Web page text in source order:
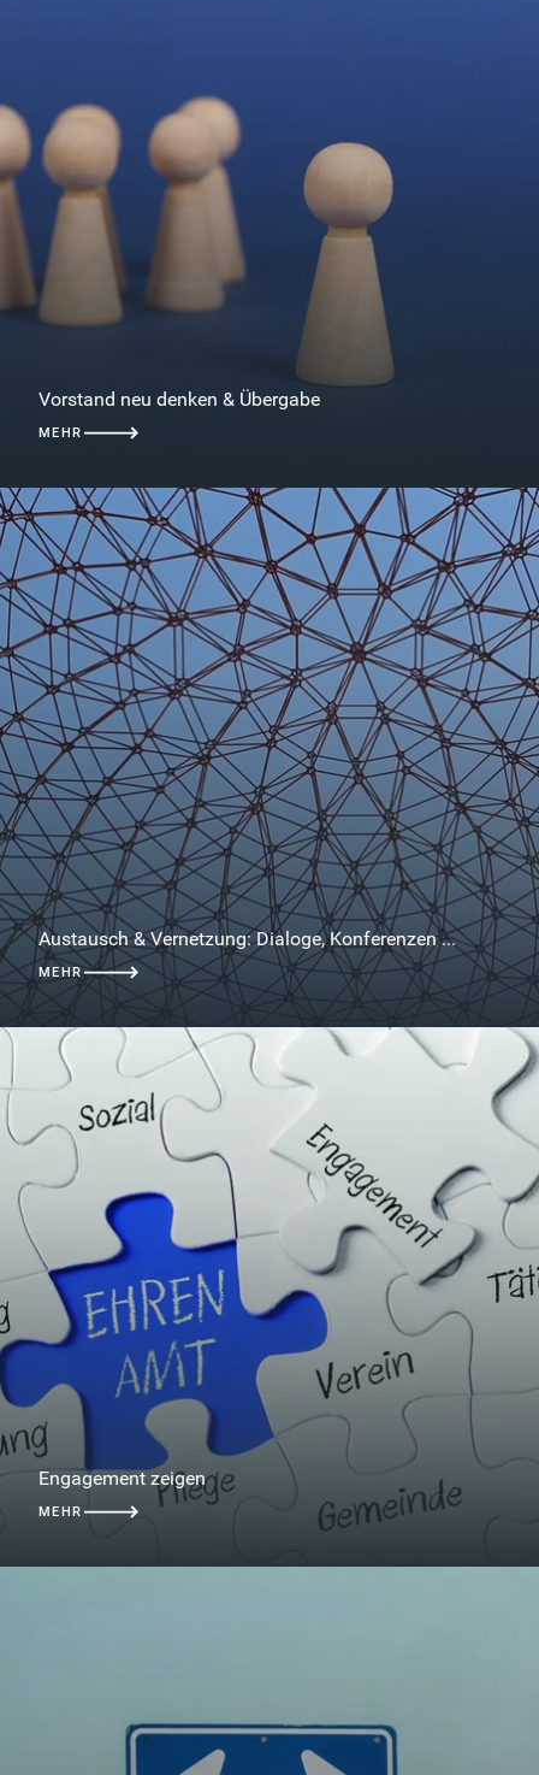
Vorstand neu denken & Übergabe
MEHR
Austausch & Vernetzung: Dialoge, Konferenzen ...
MEHR
Engagement zeigen
MEHR